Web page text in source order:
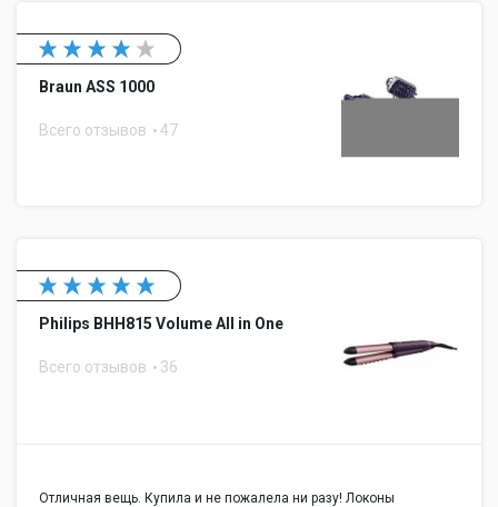
Braun ASS 1000
Всего отзывов 47
Philips BHH815 Volume All in One
Всего отзывов 36
Отличная вещь. Купила и не пожалела ни разу! Локоны